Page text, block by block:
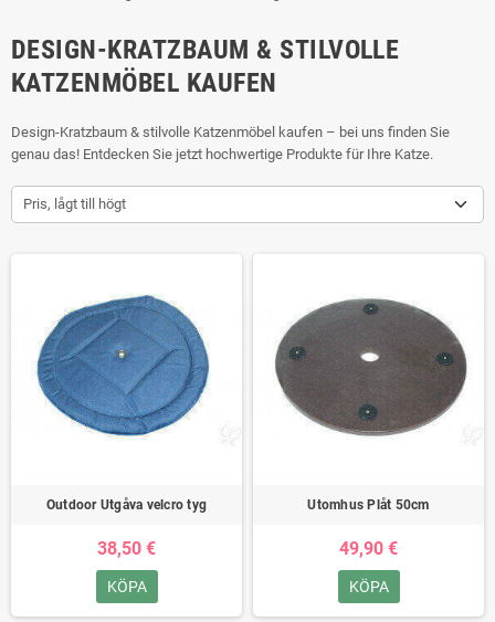
DESIGN-KRATZBAUM & STILVOLLE
KATZENMÖBEL KAUFEN
Design-Kratzbaum & stilvolle Katzenmöbel kaufen – bei uns finden Sie
genau das! Entdecken Sie jetzt hochwertige Produkte für Ihre Katze.
Pris, lågt till högt
Outdoor Utgåva velcro tyg
38,50 €
KÖPA
Utomhus Plåt 50cm
49,90 €
KÖPA